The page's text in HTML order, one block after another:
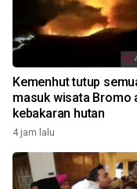
Kemenhut tutup
masuk wisata Bromo
kebakaran hutan
4 jam lalu